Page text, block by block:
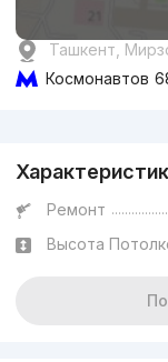
Ташкент,
Космонавтов
Ремонт
Высота